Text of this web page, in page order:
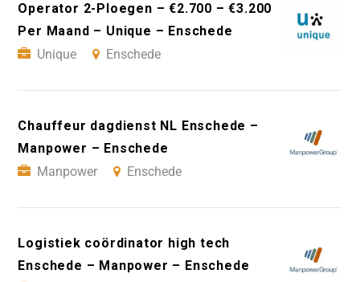
Operator 2-Ploegen – €2.700 – €3.200
Per Maand – Unique – Enschede
Unique
Enschede
Chauffeur dagdienst NL Enschede –
Manpower – Enschede
Manpower
Enschede
Logistiek coördinator high tech
Enschede – Manpower – Enschede